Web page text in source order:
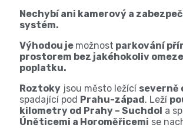
Nechybí ani kamerový a
systém.
Výhodou je možnost parkování
prostorem bez jakéhokoliv
poplatku.
Roztoky jsou město ležící severně
spadající pod Prahu-západ. Leží
kilometry od Prahy – Suchdol a
Úněticemi a Horoměřicemi se